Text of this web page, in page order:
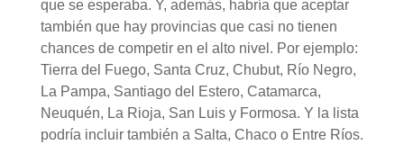
que se esperaba. Y, además, habría que aceptar
también que hay provincias que casi no tienen
chances de competir en el alto nivel. Por ejemplo:
Tierra del Fuego, Santa Cruz, Chubut, Río Negro,
La Pampa, Santiago del Estero, Catamarca,
Neuquén, La Rioja, San Luis y Formosa. Y la lista
podría incluir también a Salta, Chaco o Entre Ríos.